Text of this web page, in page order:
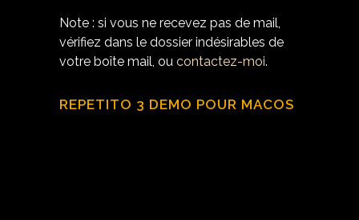
Note : si vous ne recevez pas de mail,
vérifiez dans le dossier indésirables de
votre boîte mail, ou contactez-moi.
REPETITO 3 DEMO POUR MACOS